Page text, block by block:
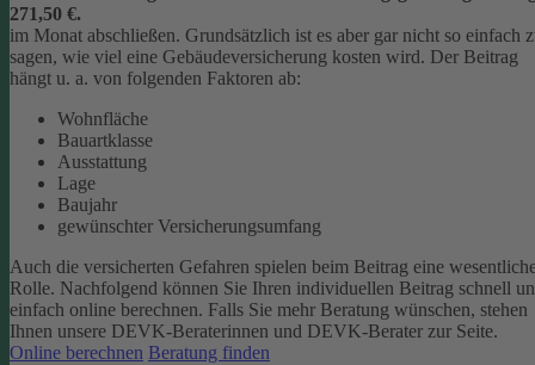
271,50 €.
im Monat abschließen. Grundsätzlich ist es aber gar nicht so einfach
sagen, wie viel eine Gebäudeversicherung kosten wird. Der Beitrag
hängt u. a. von folgenden Faktoren ab:
Wohnfläche
Bauartklasse
Ausstattung
Lage
Baujahr
gewünschter Versicherungsumfang
Auch die versicherten Gefahren spielen beim Beitrag eine
Rolle. Nachfolgend können Sie Ihren individuellen Beitrag schnell
einfach online berechnen. Falls Sie mehr Beratung wünschen, stehen
Ihnen unsere DEVK-Beraterinnen und DEVK-Berater zur Seite.
Online berechnen Beratung finden